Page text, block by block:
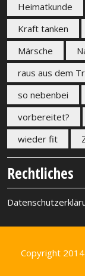
Heimatkunde
Kraft tanken
Märsche
raus aus dem
so nebenbei
vorbereitet?
wieder fit
Rechtliches
Copyright